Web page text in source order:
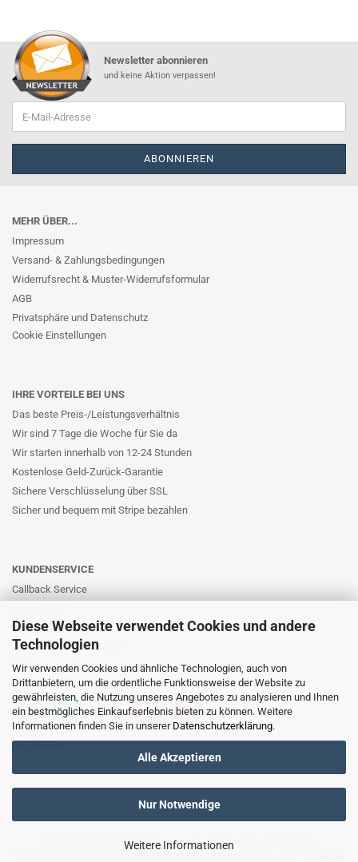
Diese Webseite verwendet Cookies und andere
Technologien
Wir verwenden Cookies und ähnliche Technologien, auch von
Drittanbietern, um die ordentliche Funktionsweise der Website zu
gewährleisten, die Nutzung unseres Angebotes zu analysieren und Ihnen
ein bestmögliches Einkaufserlebnis bieten zu können. Weitere
Informationen finden Sie in unserer Datenschutzerklärung.
Alle Akzeptieren
Nur Notwendige
Weitere Informationen
Newsletter abonnieren
und keine Aktion verpassen!
MEHR ÜBER...
Impressum
Versand- & Zahlungsbedingungen
Widerrufsrecht & Muster-Widerrufsformular
AGB
Privatsphäre und Datenschutz
Cookie Einstellungen
IHRE VORTEILE BEI UNS
Das beste Preis-/Leistungsverhältnis
Wir sind 7 Tage die Woche für Sie da
Wir starten innerhalb von 12-24 Stunden
Kostenlose Geld-Zurück-Garantie
Sichere Verschlüsselung über SSL
Sicher und bequem mit Stripe bezahlen
KUNDENSERVICE
Callback Service
Kontaktformular
E-Mail: info@likernow.de
Skype Live Support
Ihre Meinung und Ideen
FACEBOOK
Copyright © 2016-2025Likernow.de. Alle Rechte vorbehalten.